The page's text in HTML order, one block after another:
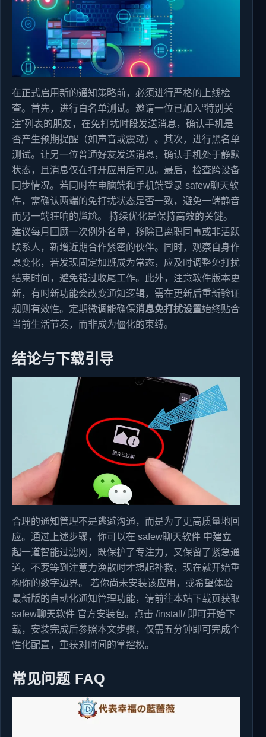
在正式启用新的通知策略前，必须进行严格的上线检
查。首先，进行白名单测试。邀请一位已加入“特别关
注”列表的朋友，在免打扰时段发送消息，确认手机是
否产生预期提醒（如声音或震动）。其次，进行黑名单
测试。让另一位普通好友发送消息，确认手机处于静默
状态，且消息仅在打开应用后可见。最后，检查跨设备
同步情况。若同时在电脑端和手机端登录 safew聊天软
件，需确认两端的免打扰状态是否一致，避免一端静音
而另一端狂响的尴尬。 持续优化是保持高效的关键。
建议每月回顾一次例外名单，移除已离职同事或非活跃
联系人，新增近期合作紧密的伙伴。同时，观察自身作
息变化，若发现固定加班成为常态，应及时调整免打扰
结束时间，避免错过收尾工作。此外，注意软件版本更
新，有时新功能会改变通知逻辑，需在更新后重新验证
规则有效性。定期微调能确保消息免打扰设置始终贴合
当前生活节奏，而非成为僵化的束缚。
结论与下载引导
合理的通知管理不是逃避沟通，而是为了更高质量地回
应。通过上述步骤，你可以在 safew聊天软件 中建立
起一道智能过滤网，既保护了专注力，又保留了紧急通
道。不要等到注意力涣散时才想起补救，现在就开始重
构你的数字边界。 若你尚未安装该应用，或希望体验
最新版的自动化通知管理功能，请前往本站下载页获取
safew聊天软件 官方安装包。点击 /install/ 即可开始下
载，安装完成后参照本文步骤，仅需五分钟即可完成个
性化配置，重获对时间的掌控权。
常见问题 FAQ